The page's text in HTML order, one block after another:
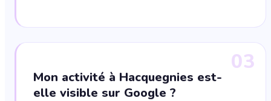
03
Mon activité à Hacquegnies est-
elle visible sur Google ?